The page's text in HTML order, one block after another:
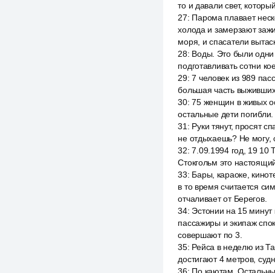
то и давали свет,
27: Парома плавает
холода и замерзают
моря, и спасатели
28: Воды. Это были одни
подготавливать сотни
29:7 человек из 989
большая часть
30:75 женщин в живых
остальные дети
31 : Руки тянут, просят
не отдыхаешь? Не могу,
32:7.09.1994 год, 19 10
Стокгольм это
33: Бары, караоке,
в то время считается
отчаливает от Берегов.
34: Эстонии на 15
пассажиры и экипаж
совершают по 3.
35: Рейса в неделю из
достигают 4 метров,